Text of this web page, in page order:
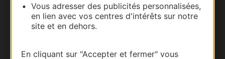
Vous adresser des publicités personnalisées,
en lien avec vos centres d'intérêts sur notre
site et en dehors.
En cliquant sur "Accepter et fermer" vous